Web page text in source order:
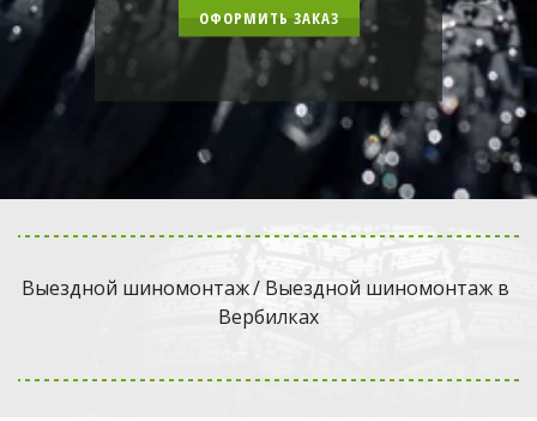
ОФОРМИТЬ ЗАКАЗ
Выездной шиномонтаж / Выездной шиномонтаж в
Вербилках